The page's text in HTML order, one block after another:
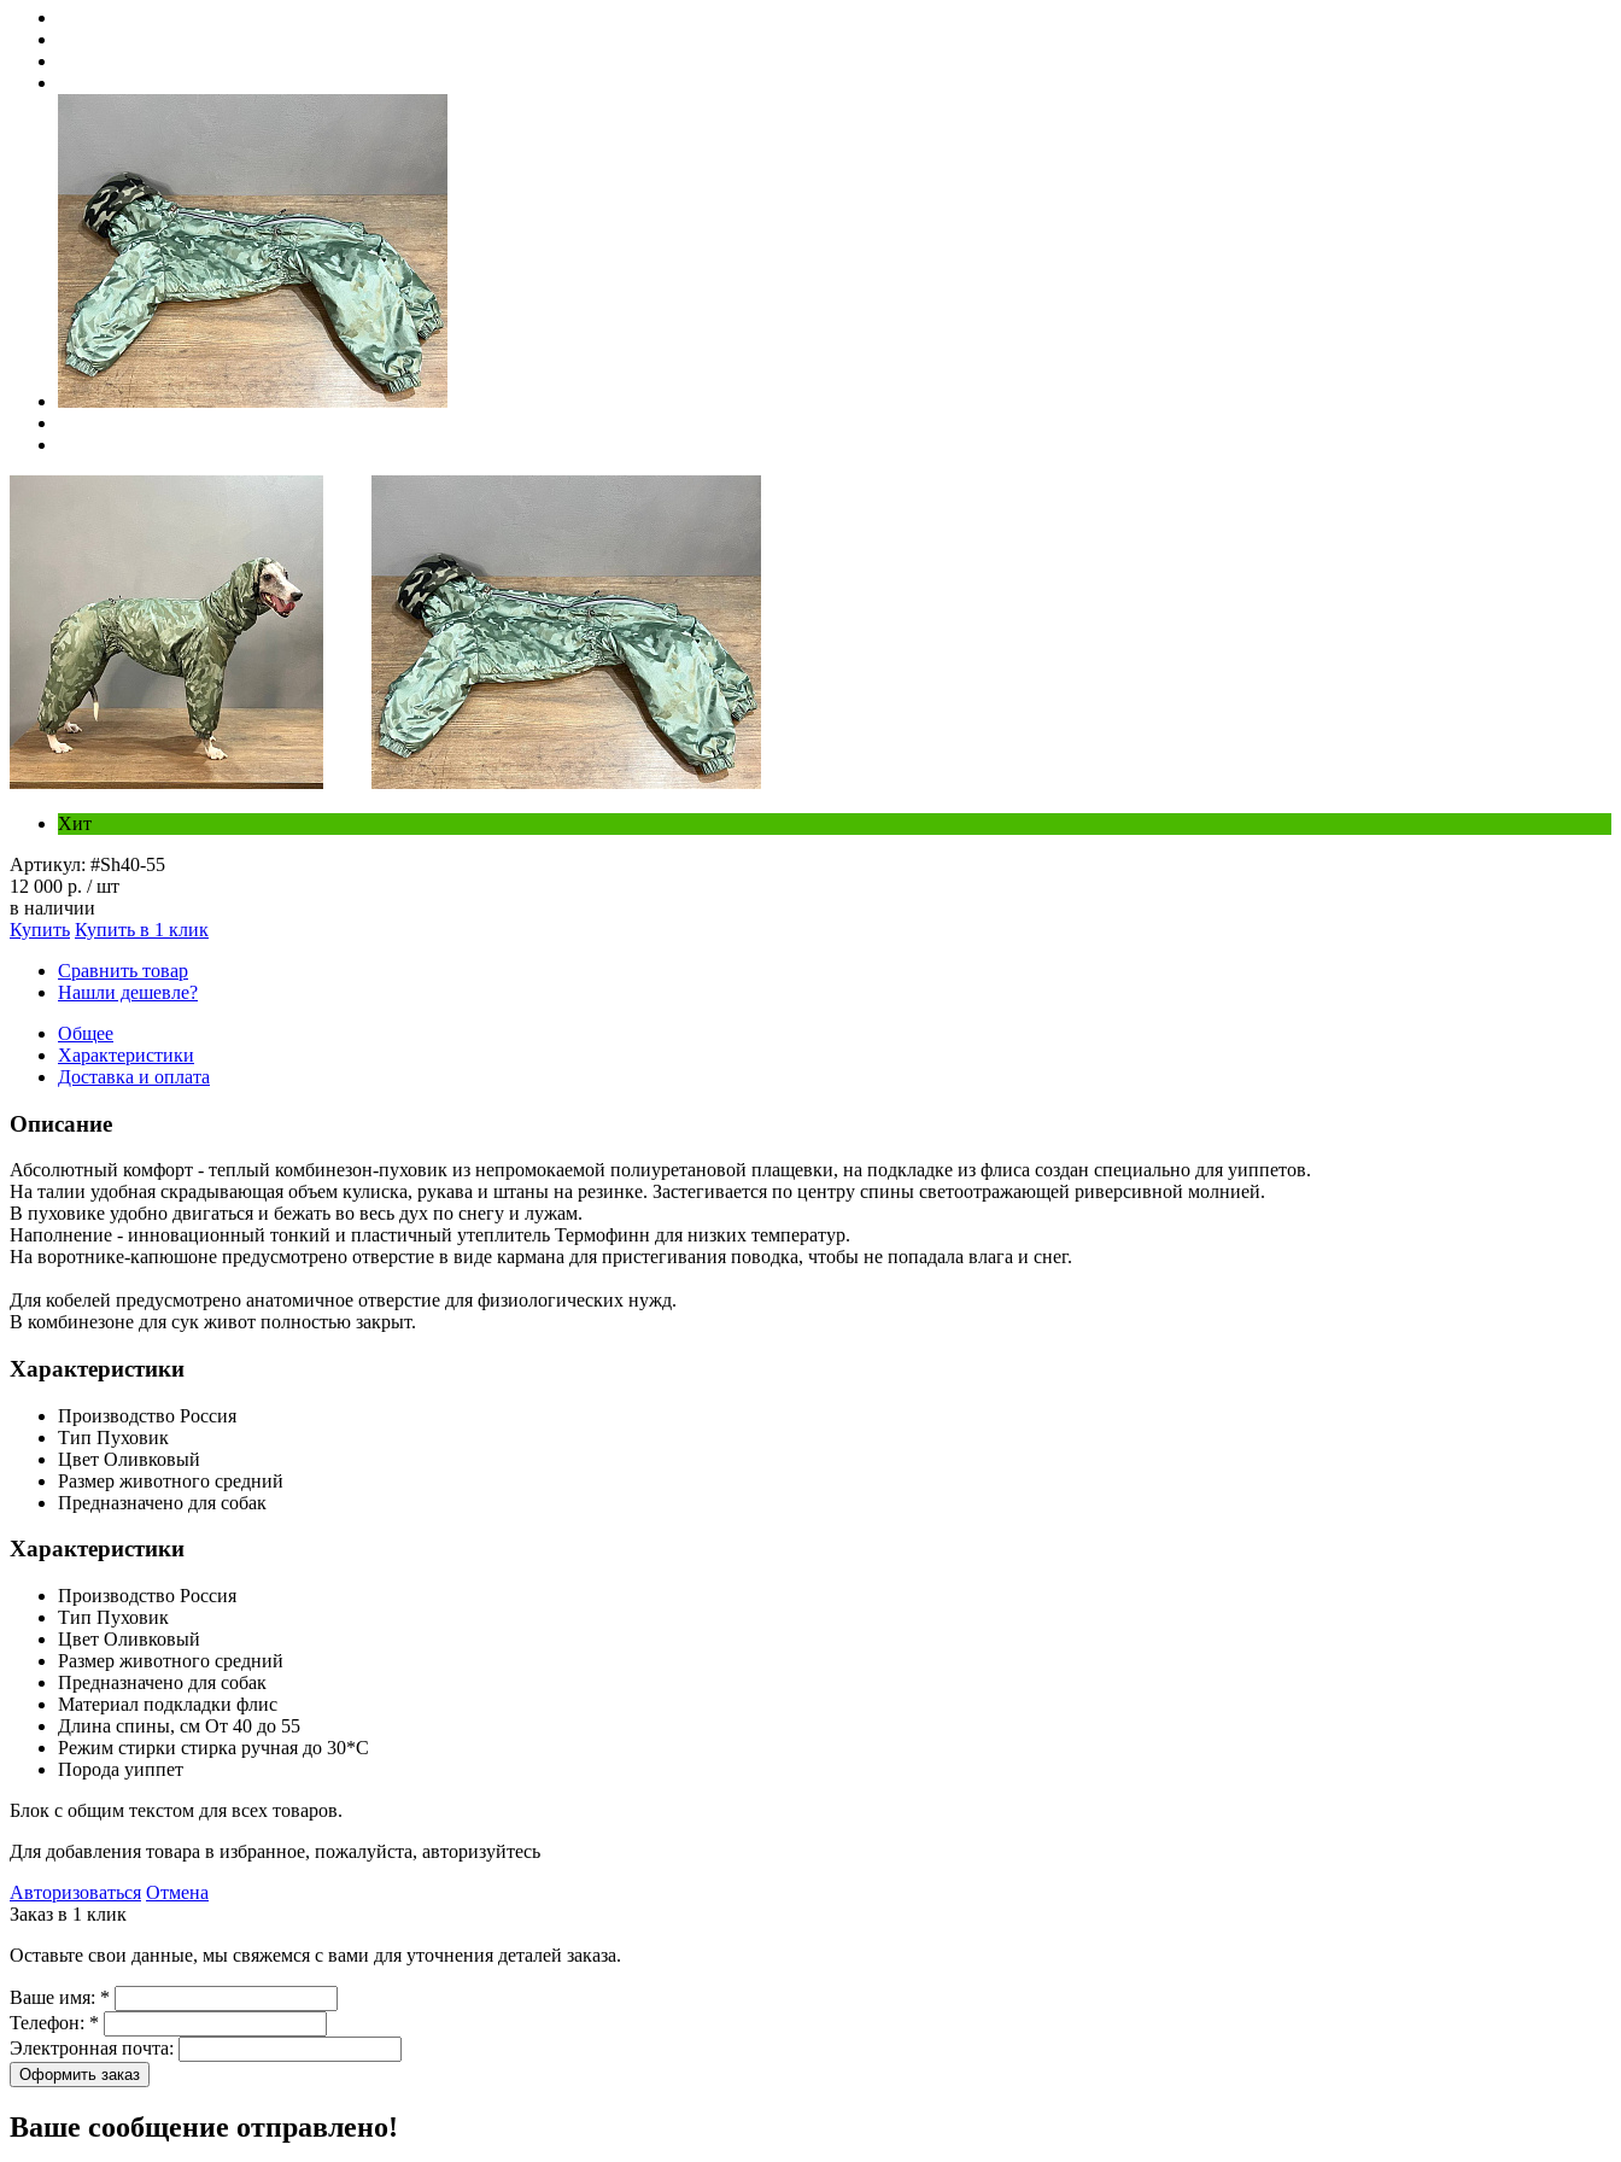
Хит
Артикул: #Sh40-55
12 000 р. / шт
в наличии
Купить Купить в 1 клик
Сравнить товар
Нашли дешевле?
Общее
Характеристики
Доставка и оплата
Описание
Абсолютный комфорт - теплый комбинезон-пуховик из непромокаемой полиуретановой плащевки, на подкладке из флиса создан специально для уиппетов.
На талии удобная скрадывающая объем кулиска, рукава и штаны на резинке. Застегивается по центру спины светоотражающей риверсивной молнией.
В пуховике удобно двигаться и бежать во весь дух по снегу и лужам.
Наполнение - инновационный тонкий и пластичный утеплитель Термофинн для низких температур.
На воротнике-капюшоне предусмотрено отверстие в виде кармана для пристегивания поводка, чтобы не попадала влага и снег.
Для кобелей предусмотрено анатомичное отверстие для физиологических нужд.
В комбинезоне для сук живот полностью закрыт.
Характеристики
Производство Россия
Тип Пуховик
Цвет Оливковый
Размер животного средний
Предназначено для собак
Характеристики
Производство Россия
Тип Пуховик
Цвет Оливковый
Размер животного средний
Предназначено для собак
Материал подкладки флис
Длина спины, см От 40 до 55
Режим стирки стирка ручная до 30*С
Порода уиппет
Блок с общим текстом для всех товаров.
Для добавления товара в избранное, пожалуйста, авторизуйтесь
Авторизоваться Отмена
Заказ в 1 клик
Оставьте свои данные, мы свяжемся с вами для уточнения деталей заказа.
Ваше имя: *
Телефон: *
Электронная почта:
Оформить заказ
Ваше сообщение отправлено!